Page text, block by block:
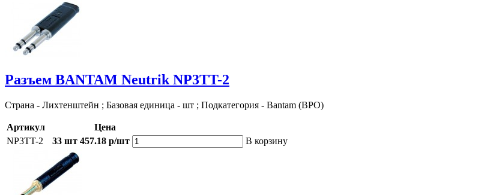
Разъем BANTAM Neutrik NP3TT-2
Страна - Лихтенштейн ; Базовая единица - шт ; Подкатегория - Bantam (BPO)
Артикул
Цена
NP3TT-2
33 шт 457.18 р/шт В корзину